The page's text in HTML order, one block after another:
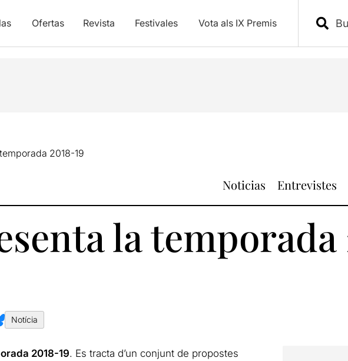
Ofertas Revista Festivales Vota als IX Premis
2018-19
Noticias Entrevistes
la temporada
Notícia
2018-19. Es tracta d’un conjunt de propostes